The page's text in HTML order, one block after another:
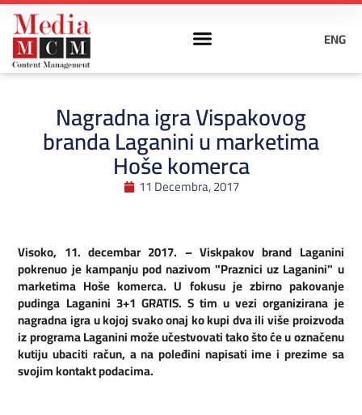
ENG
Nagradna igra Vispakovog
branda Laganini u marketima
Hoše komerca
11 Decembra, 2017
Visoko, 11. decembar 2017. – Viskpakov brand Laganini
pokrenuo je kampanju pod nazivom "Praznici uz Laganini" u
marketima Hoše komerca. U fokusu je zbirno pakovanje
pudinga Laganini 3+1 GRATIS. S tim u vezi organizirana je
nagradna igra u kojoj svako onaj ko kupi dva ili više proizvoda
iz programa Laganini može učestvovati tako što će u označenu
kutiju ubaciti račun, a na poleđini napisati ime i prezime sa
svojim kontakt podacima.